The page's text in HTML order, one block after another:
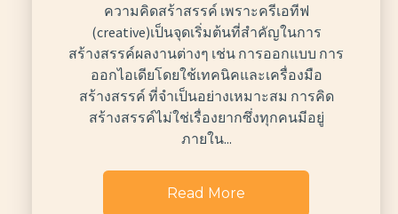
ความคิดสร้าสรรค์ เพราะครีเอทีฟ
(creative)เป็นจุดเริ่มต้นที่สำคัญในการ
สร้างสรรค์ผลงานต่างๆ เช่น การออกแบบ การ
ออกไอเดียโดยใช้เทคนิคและเครื่องมือ
สร้างสรรค์ ที่จำเป็นอย่างเหมาะสม การคิด
สร้างสรรค์ไม่ใช่เรื่องยากซึ่งทุกคนมีอยู่
ภายใน...
Read More